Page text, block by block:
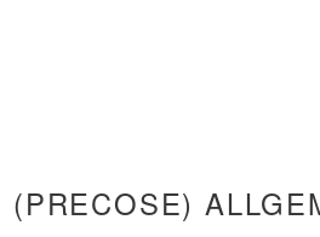
(PRECOSE)